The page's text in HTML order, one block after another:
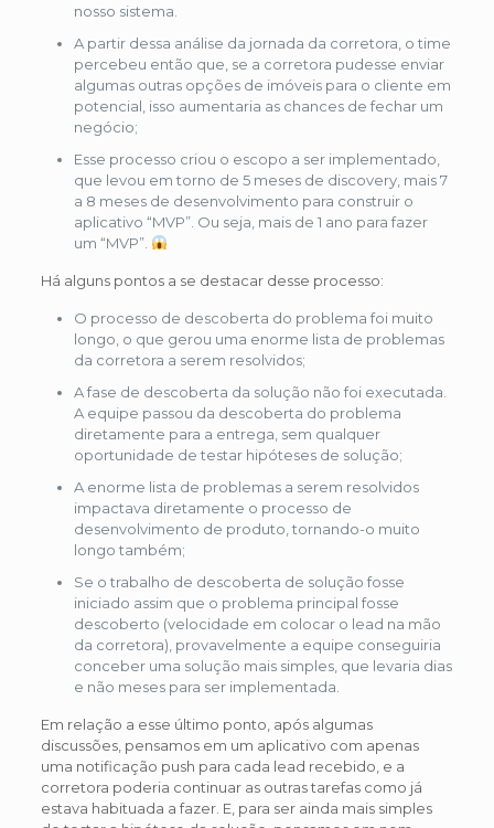
nosso sistema.
A partir dessa análise da jornada da corretora, o time
percebeu então que, se a corretora pudesse enviar
algumas outras opções de imóveis para o cliente em
potencial, isso aumentaria as chances de fechar um
negócio;
Esse processo criou o escopo a ser implementado,
que levou em torno de 5 meses de discovery, mais 7
a 8 meses de desenvolvimento para construir o
aplicativo “MVP”. Ou seja, mais de 1 ano para fazer
um “MVP”.
Há alguns pontos a se destacar desse processo:
O processo de descoberta do problema foi muito
longo, o que gerou uma enorme lista de problemas
da corretora a serem resolvidos;
A fase de descoberta da solução não foi executada.
A equipe passou da descoberta do problema
diretamente para a entrega, sem qualquer
oportunidade de testar hipóteses de solução;
A enorme lista de problemas a serem resolvidos
impactava diretamente o processo de
desenvolvimento de produto, tornando-o muito
longo também;
Se o trabalho de descoberta de solução fosse
iniciado assim que o problema principal fosse
descoberto (velocidade em colocar o lead na mão
da corretora), provavelmente a equipe conseguiria
conceber uma solução mais simples, que levaria dias
e não meses para ser implementada.
Em relação a esse último ponto, após algumas
discussões, pensamos em um aplicativo com apenas
uma notificação push para cada lead recebido, e a
corretora poderia continuar as outras tarefas como já
estava habituada a fazer. E, para ser ainda mais simples